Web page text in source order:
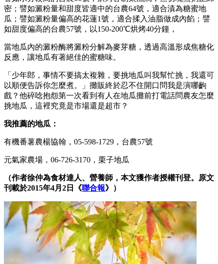
密；譬如澱粉量和甜度皆適中的台農64號，適合漬為糖蜜地
瓜；譬如澱粉量偏高的花蓮1號，適合揉入油脂做成內餡；譬
如甜度偏高的台農57號，以150-200℃烘烤40分鐘，
當地瓜內的澱粉酶將澱粉分解為麥芽糖，透過高溫形成焦糖化
反應，讓地瓜有著絕佳的蜜糖味。
「少年郎，事情不要搞太複雜，要挑地瓜叫我幫忙挑，我還可
以順便告訴你怎麼煮。」攤販終於忍不住開口問我是演哪齣
戲？他碎唸抱怨第一次看到有人在地瓜攤前打電話問農友怎麼
挑地瓜，這裡究竟是市場還是超市？
我推薦的地瓜：
有機番薯農楊協翰，05-598-1729，台農57號
元氣家農場，06-726-3170，栗子地瓜
（作者徐仲為食材達人、營養師，本文獲作者授權刊登。原文
刊載於2015年4月2日《聯合報》）